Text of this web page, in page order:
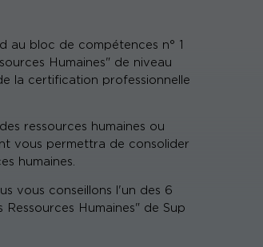
au bloc de compétences n° 1
Humaines" de niveau
la certification professionnelle
ressources humaines ou
vous permettra de consolider
humaines.
vous conseillons l'un des 6
Humaines" de Sup